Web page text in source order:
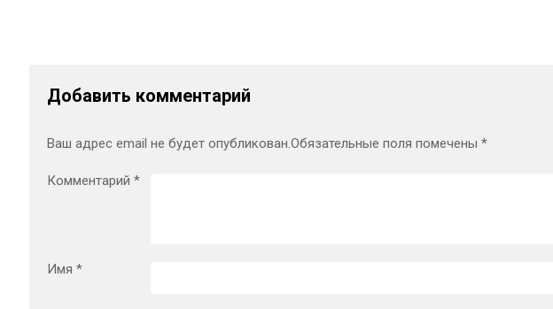
Добавить комментарий
Ваш адрес email не будет опубликован.Обязательные поля помечены *
Комментарий *
Имя *